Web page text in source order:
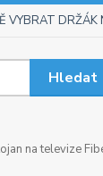
VYBRAT DRŽÁK
Hledat
na televize